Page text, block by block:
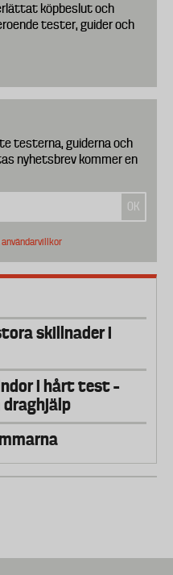
köpbeslut och
tester, guider och
testerna, guiderna och
nyhetsbrev kommer en
användarvillkor
skillnader i
i hårt test –
draghjälp